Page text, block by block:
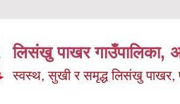
लिसंखु पाखर गाउँपालिका,
स्वस्थ, सुखी र समृद्ध लिसंखु पाखर,